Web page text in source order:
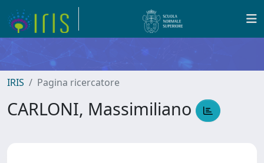
IRIS Pagina ricercatore
CARLONI, Massimiliano